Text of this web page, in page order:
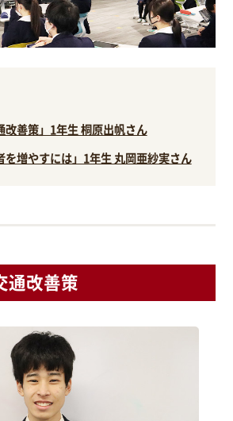
改善策」1年生 桐原出帆さん
を増やすには」1年生 丸岡亜紗実さん​
通改善策